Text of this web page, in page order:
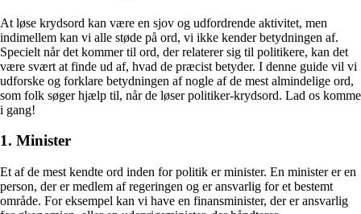
At løse krydsord kan være en sjov og udfordrende aktivitet, men
indimellem kan vi alle støde på ord, vi ikke kender betydningen af.
Specielt når det kommer til ord, der relaterer sig til politikere, kan det
være svært at finde ud af, hvad de præcist betyder. I denne guide vil vi
udforske og forklare betydningen af nogle af de mest almindelige ord,
som folk søger hjælp til, når de løser politiker-krydsord. Lad os komme
i gang!
1. Minister
Et af de mest kendte ord inden for politik er minister. En minister er en
person, der er medlem af regeringen og er ansvarlig for et bestemt
område. For eksempel kan vi have en finansminister, der er ansvarlig